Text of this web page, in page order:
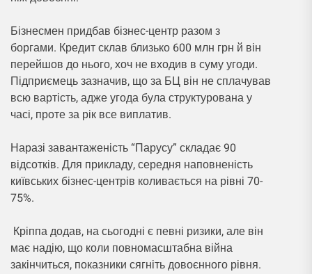
Бізнесмен придбав бізнес-центр разом з
боргами. Кредит склав близько 600 млн грн й він
перейшов до нього, хоч не входив в суму угоди.
Підприємець зазначив, що за БЦ він не сплачував
всю вартість, адже угода була структурована у
часі, проте за рік все виплатив.
Наразі завантаженість “Парусу” складає 90
відсотків. Для прикладу, середня наповненість
київських бізнес-центрів коливається на рівні 70-
75%.
Кріппа додав, на сьогодні є певні ризики, але він
має надію, що коли повномасштабна війна
закінчиться, показники сягніть довоєнного рівня.